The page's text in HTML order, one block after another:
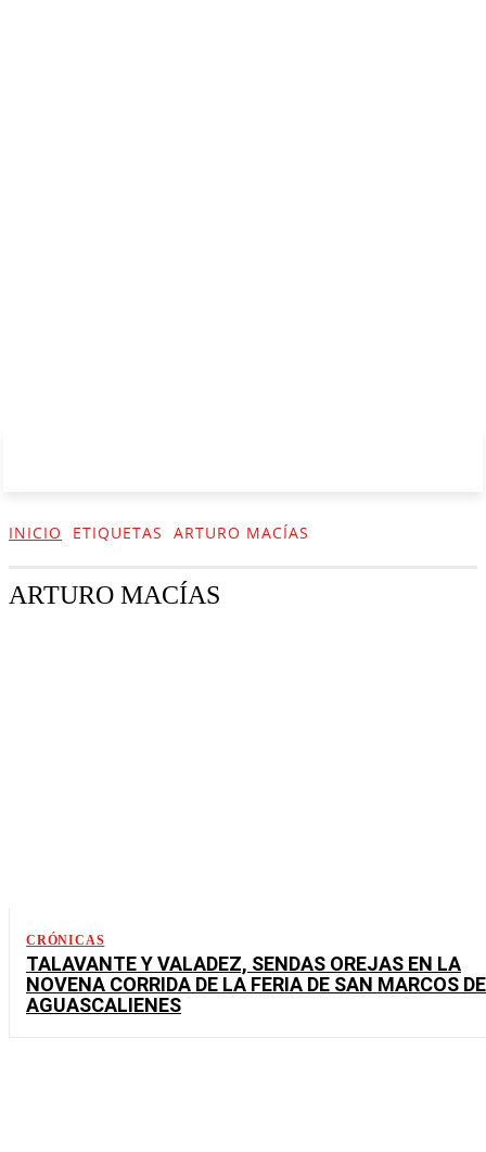
INICIO ETIQUETAS ARTURO MACÍAS
ARTURO MACÍAS
CRÓNICAS
TALAVANTE Y VALADEZ, SENDAS OREJAS EN LA
NOVENA CORRIDA DE LA FERIA DE SAN MARCOS DE
AGUASCALIENES